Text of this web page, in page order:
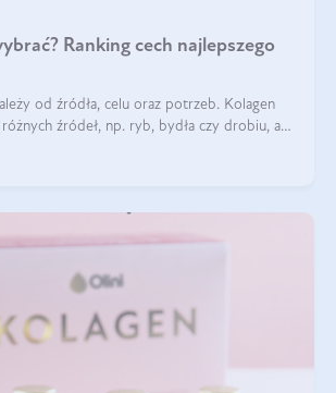
Ranking cech najlepszego
od źródła, celu oraz potrzeb. Kolagen
źródeł, np. ryb, bydła czy drobiu, a
rybi, a dla wspierania stawów — kolagen